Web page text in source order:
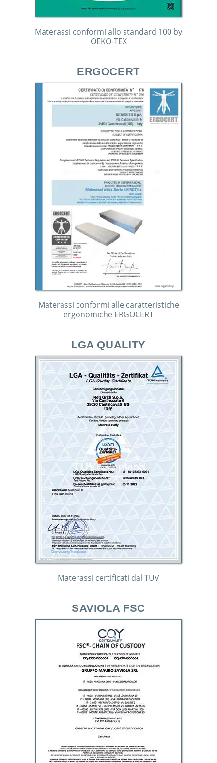
Materassi conformi allo standard 100 by
OEKO-TEX
ERGOCERT
Materassi conformi alle caratteristiche
ergonomiche ERGOCERT
LGA QUALITY
Materassi certificati dal TUV
SAVIOLA FSC